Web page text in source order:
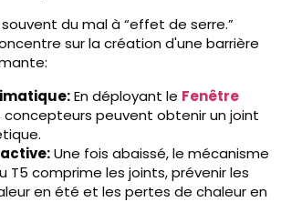
du mal à “effet de serre.”
sur la création d'une barrière
En déployant le Fenêtre
concepteurs peuvent obtenir un joint
Une fois abaissé, le mécanisme
T5 comprime les joints, prévenir les
en été et les pertes de chaleur en